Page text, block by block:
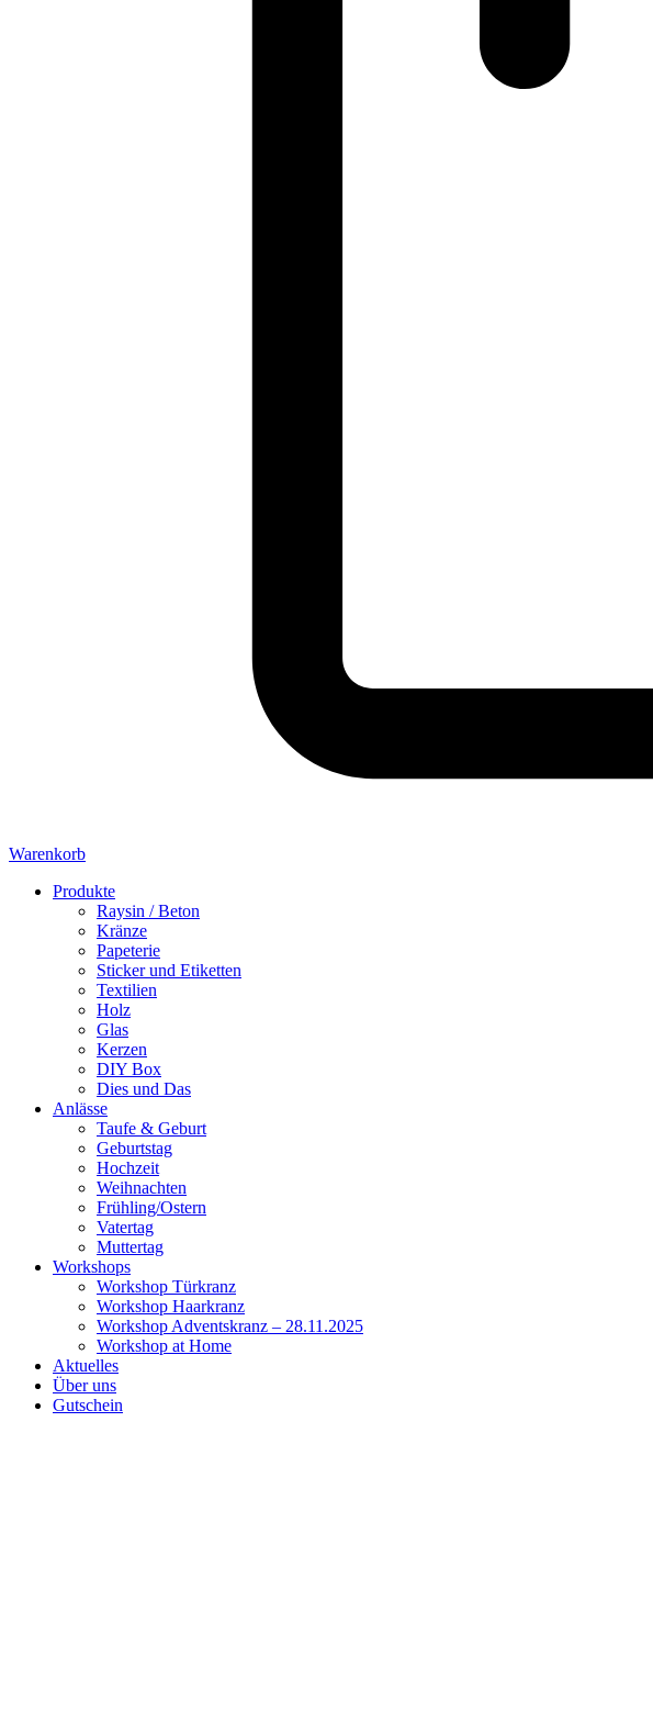
Warenkorb
Produkte
Raysin / Beton
Kränze
Papeterie
Sticker und Etiketten
Textilien
Holz
Glas
Kerzen
DIY Box
Dies und Das
Anlässe
Taufe & Geburt
Geburtstag
Hochzeit
Weihnachten
Frühling/Ostern
Vatertag
Muttertag
Workshops
Workshop Türkranz
Workshop Haarkranz
Workshop Adventskranz – 28.11.2025
Workshop at Home
Aktuelles
Über uns
Gutschein